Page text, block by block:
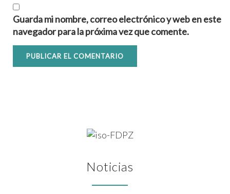
Guarda mi nombre, correo electrónico y web en este
navegador para la próxima vez que comente.
Noticias